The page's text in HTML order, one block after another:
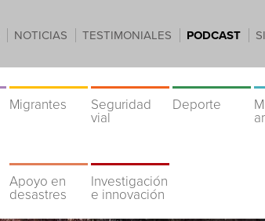
NOTICIAS TESTIMONIALES PODCAST
Migrantes
Seguridad
vial
Deporte
Apoyo en
desastres
Investigación
e innovación